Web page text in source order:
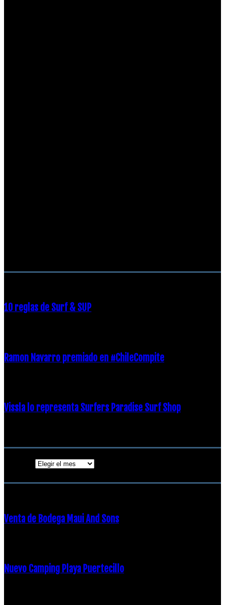
10 reglas de Surf & SUP
Ramon Navarro premiado en #ChileCompite
Vissla lo representa Surfers Paradise Surf Shop
Venta de Bodega Maui And Sons
Nuevo Camping Playa Puertecillo